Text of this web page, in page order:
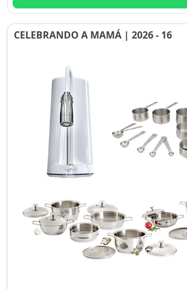
CELEBRANDO A MAMÁ | 2026 - 16